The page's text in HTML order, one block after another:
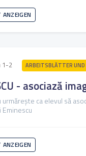
1-2 ARBEITSBLÄTTER
- asociază
urmărește ca elevul să